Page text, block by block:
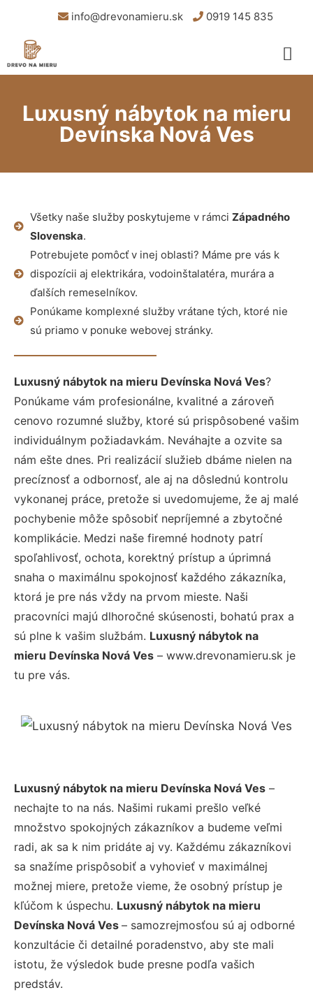
info@drevonamieru.sk 0919 145 835
Luxusný nábytok na mieru
Devínska Nová Ves
Všetky naše služby poskytujeme v rámci Západného
Slovenska.
Potrebujete pomôcť v inej oblasti? Máme pre vás k
dispozícii aj elektrikára, vodoinštalatéra, murára a
ďalších remeselníkov.
Ponúkame komplexné služby vrátane tých, ktoré nie
sú priamo v ponuke webovej stránky.
Luxusný nábytok na mieru Devínska Nová Ves?
Ponúkame vám profesionálne, kvalitné a zároveň
cenovo rozumné služby, ktoré sú prispôsobené vašim
individuálnym požiadavkám. Neváhajte a ozvite sa
nám ešte dnes. Pri realizácií služieb dbáme nielen na
precíznosť a odbornosť, ale aj na dôslednú kontrolu
vykonanej práce, pretože si uvedomujeme, že aj malé
pochybenie môže spôsobiť nepríjemné a zbytočné
komplikácie. Medzi naše firemné hodnoty patrí
spoľahlivosť, ochota, korektný prístup a úprimná
snaha o maximálnu spokojnosť každého zákazníka,
ktorá je pre nás vždy na prvom mieste. Naši
pracovníci majú dlhoročné skúsenosti, bohatú prax a
sú plne k vašim službám. Luxusný nábytok na
mieru Devínska Nová Ves – www.drevonamieru.sk je
tu pre vás.
Luxusný nábytok na mieru Devínska Nová Ves –
nechajte to na nás. Našimi rukami prešlo veľké
množstvo spokojných zákazníkov a budeme veľmi
radi, ak sa k nim pridáte aj vy. Každému zákazníkovi
sa snažíme prispôsobiť a vyhovieť v maximálnej
možnej miere, pretože vieme, že osobný prístup je
kľúčom k úspechu. Luxusný nábytok na mieru
Devínska Nová Ves – samozrejmosťou sú aj odborné
konzultácie či detailné poradenstvo, aby ste mali
istotu, že výsledok bude presne podľa vašich
predstáv.